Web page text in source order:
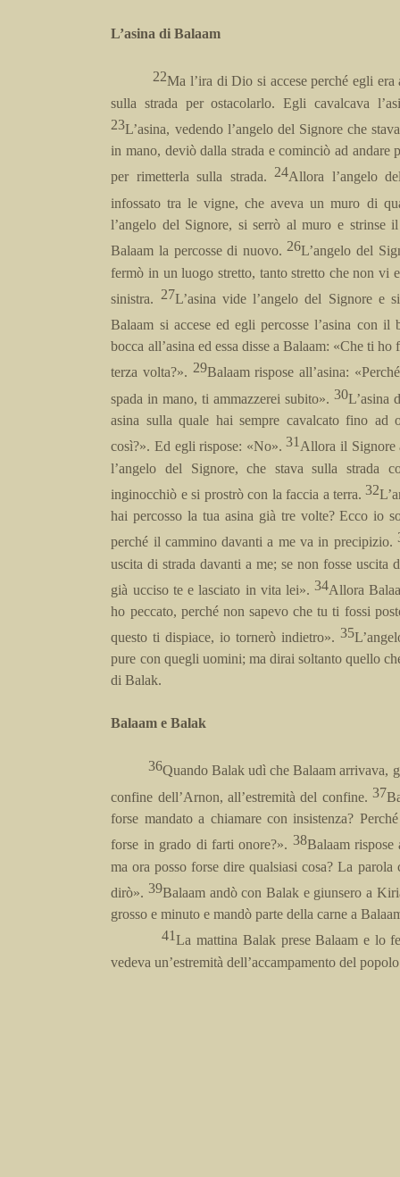
L’asina di Balaam
22Ma l’ira di Dio si accese perché egli era
sulla strada per ostacolarlo. Egli cavalcava
23L’asina, vedendo l’angelo del Signore che
in mano, deviò dalla strada e cominciò ad andare
per rimetterla sulla strada.24Allora l’angelo
infossato tra le vigne, che aveva un muro di
l’angelo del Signore, si serrò al muro e strinse
Balaam la percosse di nuovo.26L’angelo del
fermò in un luogo stretto, tanto stretto che non vi
sinistra. 27L’asina vide l’angelo del Signore e
Balaam si accese ed egli percosse l’asina con il
bocca all’asina ed essa disse a Balaam: «Che ti
terza volta?». 29Balaam rispose all’asina:
spada in mano, ti ammazzerei subito».30L’asina
asina sulla quale hai sempre cavalcato fino ad
così?». Ed egli rispose: «No».31 Allora il Signore
l’angelo del Signore, che stava sulla strada
inginocchiò e si prostrò con la faccia a terra.32
hai percosso la tua asina già tre volte? Ecco io
perché il cammino davanti a me va in precipizio.
uscita di strada davanti a me; se non fosse uscita
già ucciso te e lasciato in vita lei».34Allora
ho peccato, perché non sapevo che tu ti fossi
questo ti dispiace, io tornerò indietro». 35
pure con quegli uomini; ma dirai soltanto quello
di Balak.
Balaam e Balak
36Quando Balak udì che Balaam arrivava,
confine dell’Arnon, all’estremità del confine. 37
forse mandato a chiamare con insistenza?
forse in grado di farti onore?». 38Balaam
ma ora posso forse dire qualsiasi cosa? La
dirò».39Balaam andò con Balak e giunsero a
grosso e minuto e mandò parte della carne a
41La mattina Balak prese Balaam e lo
vedeva un’estremità dell’accampamento del